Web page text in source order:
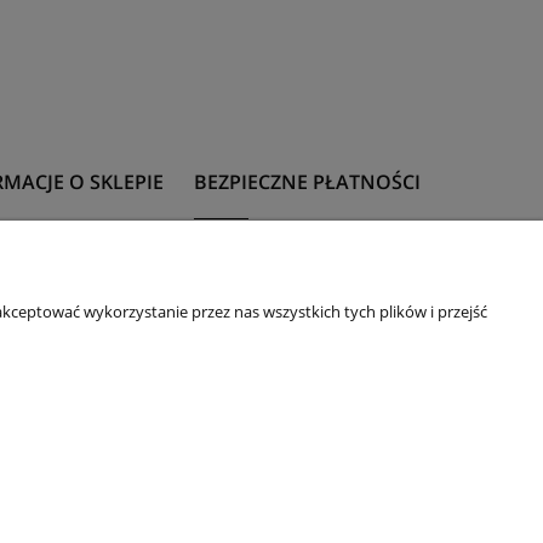
O SKLEPIE BEZPIECZNE PŁATNOŚCI
wykorzystanie przez nas wszystkich tych plików i przejść